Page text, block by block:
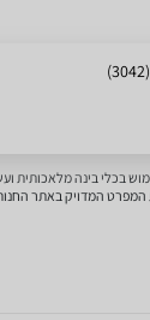
(
3042
)
בכלי בינה מלאכותית
המפרט המדויק באתר